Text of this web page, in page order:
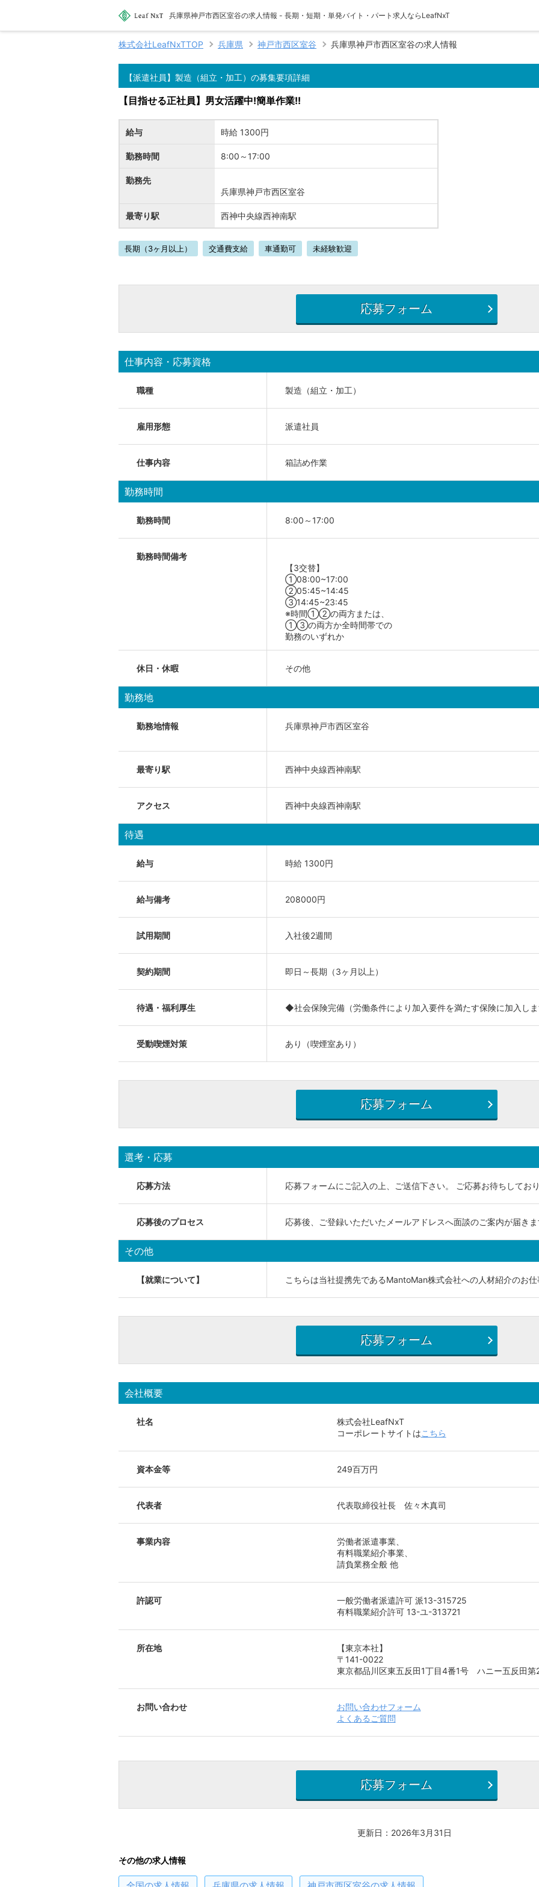
兵庫県神戸市西区室谷の求人情報 - 長期・短期・単発バイト・パート求人ならLeafNxT
株式会社LeafNxTTOP 兵庫県 神戸市西区室谷 兵庫県神戸市西区室谷の求人情報
【派遣社員】製造（組立・加工）の募集要項詳細
【目指せる正社員】男女活躍中!簡単作業!!
給与 時給 1300円
勤務時間 8:00～17:00
勤務先
兵庫県神戸市西区室谷
最寄り駅 西神中央線西神南駅
長期（3ヶ月以上） 交通費支給 車通勤可 未経験歓迎
応募フォーム
仕事内容・応募資格
職種 製造（組立・加工）
雇用形態 派遣社員
仕事内容 箱詰め作業
勤務時間
勤務時間 8:00～17:00
勤務時間備考
【3交替】
①08:00~17:00
②05:45~14:45
③14:45~23:45
※時間①②の両方または、
①③の両方か全時間帯での
勤務のいずれか
休日・休暇 その他
勤務地
勤務地情報 兵庫県神戸市西区室谷
最寄り駅 西神中央線西神南駅
アクセス 西神中央線西神南駅
待遇
給与 時給 1300円
給与備考 208000円
試用期間 入社後2週間
契約期間 即日～長期（3ヶ月以上）
待遇・福利厚生 ◆社会保険完備（労働条件により加入要件を満たす保険に加入し
受動喫煙対策 あり（喫煙室あり）
応募フォーム
選考・応募
応募方法 応募フォームにご記入の上、ご送信下さい。 ご応募お待ちしてお
応募後のプロセス 応募後、ご登録いただいたメールアドレスへ面談のご案内が届き
その他
【就業について】 こちらは当社提携先であるMantoMan株式会社への人材紹介のお
応募フォーム
会社概要
社名
株式会社LeafNxT
コーポレートサイトはこちら
資本金等 249百万円
代表者 代表取締役社長 佐々木真司
事業内容
労働者派遣事業、
有料職業紹介事業、
請負業務全般 他
許認可
一般労働者派遣許可 派13-315725
有料職業紹介許可 13-ユ-313721
所在地
【東京本社】
〒141-0022
東京都品川区東五反田1丁目4番1号 ハニー五反田第
お問い合わせ
お問い合わせフォーム
よくあるご質問
応募フォーム
更新日：2026年3月31日
その他の求人情報